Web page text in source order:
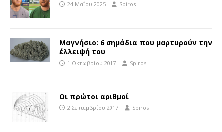
24 Μαΐου 2025 Spiros
Μαγνήσιο: 6 σημάδια που μαρτυρούν την
έλλειψή του
1 Οκτωβρίου 2017 Spiros
Οι πρώτοι αριθμοί
2 Σεπτεμβρίου 2017 Spiros